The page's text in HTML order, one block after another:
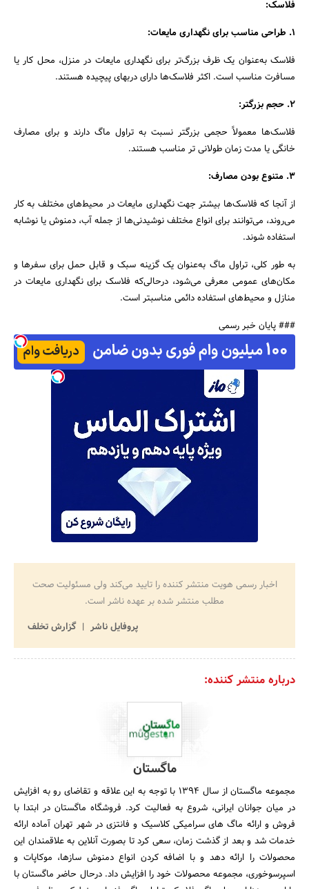
فلاسک:
۱. طراحی مناسب برای نگهداری مایعات:
فلاسک به‌عنوان یک ظرف بزرگ‌تر برای نگهداری مایعات در منزل، محل کار یا
مسافرت مناسب است. اکثر فلاسک‌ها دارای دربهای پیچیده هستند.
۲. حجم بزرگتر:
فلاسک‌ها معمولاً حجمی بزرگتر نسبت به تراول ماگ دارند و برای مصارف
خانگی یا مدت زمان طولانی تر مناسب هستند.
۳. متنوع بودن مصارف:
از آنجا که فلاسک‌ها بیشتر جهت نگهداری مایعات در محیط‌های مختلف به کار
می‌روند، می‌توانند برای انواع مختلف نوشیدنی‌ها از جمله آب، دمنوش یا نوشابه
استفاده شوند.
به طور کلی، تراول ماگ به‌عنوان یک گزینه سبک و قابل حمل برای سفرها و
مکان‌های عمومی معرفی می‌شود، درحالی‌که فلاسک برای نگهداری مایعات در
منازل و محیط‌های استفاده دائمی مناسبتر است.
### پایان خبر رسمی
اخبار رسمی هویت منتشر کننده را تایید می‌کند ولی مسئولیت صحت
مطلب منتشر شده بر عهده ناشر است.
پروفایل ناشر
گزارش تخلف
درباره منتشر کننده:
ماگستان
مجموعه ماگستان از سال 1394 با توجه به این علاقه و تقاضای رو به افزایش
در میان جوانان ایرانی، شروع به فعالیت کرد. فروشگاه ماگستان در ابتدا با
فروش و ارائه ماگ های سرامیکی کلاسیک و فانتزی در شهر تهران آماده ارائه
خدمات شد و بعد از گذشت زمان، سعی کرد تا بصورت آنلاین به علاقمندان این
محصولات را ارائه دهد و با اضافه کردن انواع دمنوش سازها، موکاپات و
اسپرسوخوری، مجموعه محصولات خود را افزایش داد. درحال حاضر ماگستان با